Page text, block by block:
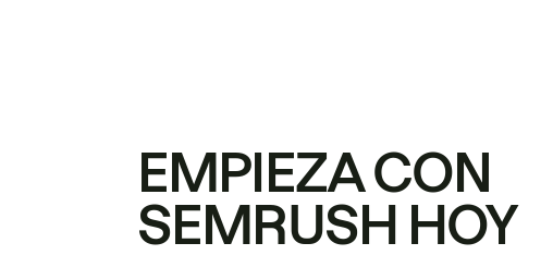
EMPIEZA CON
SEMRUSH HOY